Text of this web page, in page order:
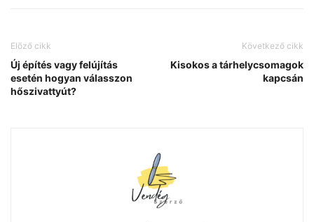
Előző cikk
Új építés vagy felújítás
esetén hogyan válasszon
hőszivattyút?
Következő cikk
Kisokos a tárhelycsomagok
kapcsán